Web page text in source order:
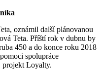
oznámil další plánovanou
Teta. Příští rok v dubnu by
450 a do konce roku 2018
spolupráce
projekt Loyalty.